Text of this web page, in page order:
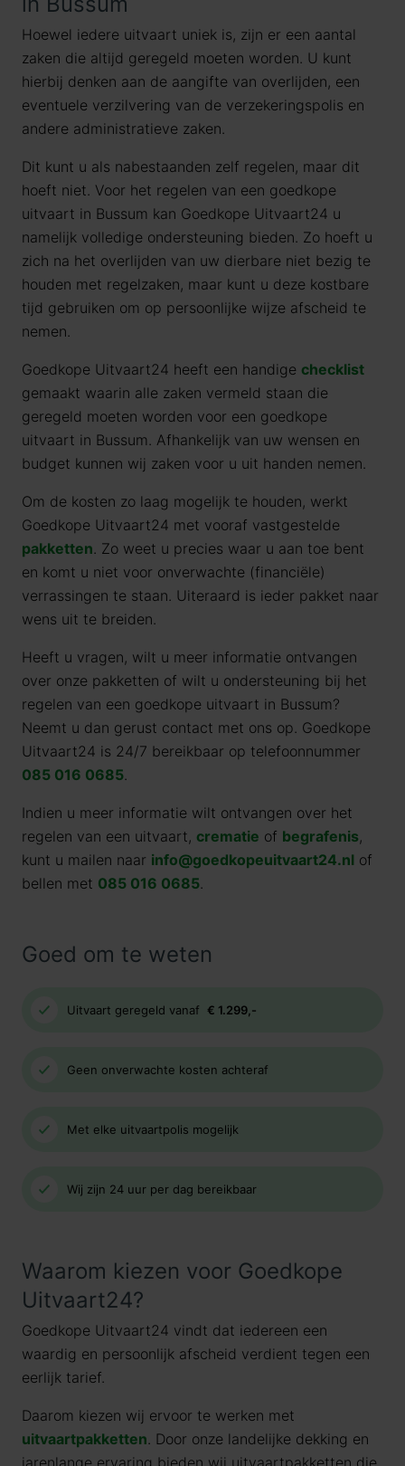
Hoewel iedere uitvaart uniek is, zijn er een aantal
zaken die altijd geregeld moeten worden. U kunt
hierbij denken aan de aangifte van overlijden, een
eventuele verzilvering van de verzekeringspolis en
andere administratieve zaken.
Dit kunt u als nabestaanden zelf regelen, maar dit
hoeft niet. Voor het regelen van een goedkope
uitvaart in Bussum kan Goedkope Uitvaart24 u
namelijk volledige ondersteuning bieden. Zo hoeft u
zich na het overlijden van uw dierbare niet bezig te
houden met regelzaken, maar kunt u deze kostbare
tijd gebruiken om op persoonlijke wijze afscheid te
nemen.
Goedkope Uitvaart24 heeft een handige checklist
gemaakt waarin alle zaken vermeld staan die
geregeld moeten worden voor een goedkope
uitvaart in Bussum. Afhankelijk van uw wensen en
budget kunnen wij zaken voor u uit handen nemen.
Om de kosten zo laag mogelijk te houden, werkt
Goedkope Uitvaart24 met vooraf vastgestelde
pakketten. Zo weet u precies waar u aan toe bent
en komt u niet voor onverwachte (financiële)
verrassingen te staan. Uiteraard is ieder pakket naar
wens uit te breiden.
Heeft u vragen, wilt u meer informatie ontvangen
over onze pakketten of wilt u ondersteuning bij het
regelen van een goedkope uitvaart in Bussum?
Neemt u dan gerust contact met ons op. Goedkope
Uitvaart24 is 24/7 bereikbaar op telefoonnummer
085 016 0685.
Indien u meer informatie wilt ontvangen over het
regelen van een uitvaart, crematie of begrafenis,
kunt u mailen naar info@goedkopeuitvaart24.nl of
bellen met 085 016 0685.
Goed om te weten
Uitvaart geregeld vanaf € 1.299,-
Geen onverwachte kosten achteraf
Met elke uitvaartpolis mogelijk
Wij zijn 24 uur per dag bereikbaar
Waarom kiezen voor Goedkope
Uitvaart24?
Goedkope Uitvaart24 vindt dat iedereen een
waardig en persoonlijk afscheid verdient tegen een
eerlijk tarief.
Daarom kiezen wij ervoor te werken met
uitvaartpakketten. Door onze landelijke dekking en
jarenlange ervaring bieden wij uitvaartpakketten die